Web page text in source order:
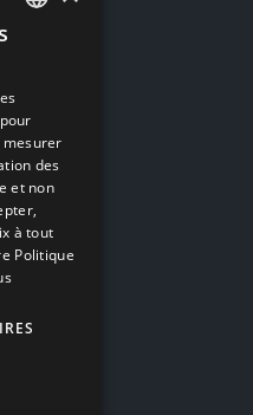
ENGLISH
des
et non
à tout
Politique